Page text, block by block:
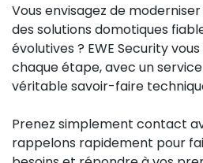
Vous envisagez de
des solutions domotiques
évolutives ? EWE Security
chaque étape, avec un
véritable savoir-faire
Prenez simplement contact
rappelons rapidement pour